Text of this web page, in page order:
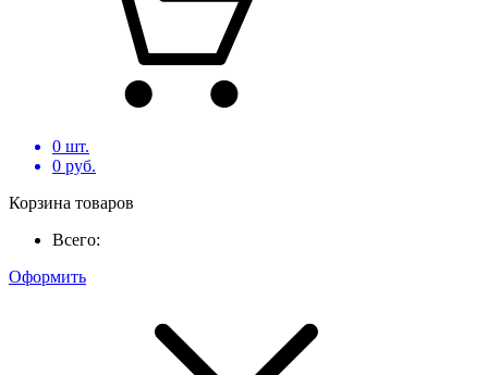
0 шт.
0 руб.
Корзина товаров
Всего:
Оформить